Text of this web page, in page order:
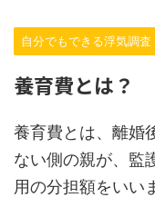
自分でもできる浮気調査
養育費とは？
養育費とは、離婚
ない側の親が、監
用の分担額をいい